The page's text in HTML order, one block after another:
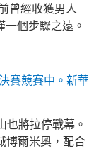
曾經收獲男人
個步驟之遠。
賽競賽中。新華
也將拉停戰幕。
博爾米奧，配合